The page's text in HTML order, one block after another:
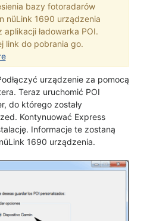
bazy fotoradarów
nüLink 1690 urządzenia
ładowarka POI.
link do pobrania go.
urządzenie za pomocą
Teraz uruchomić POI
do którego zostały
Kontynuować Express
Informacje te zostaną
1690 urządzenia.